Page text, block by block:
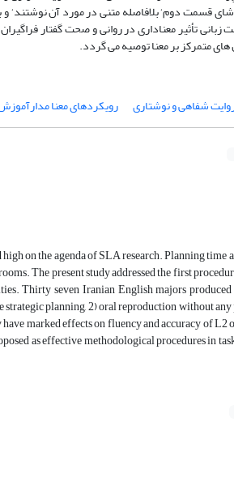
قسمت دوم‘ بلافاصله متنی در مورد آن
زبانی تأثیر معناداری در روانی و صحت گفتار
متمرکز بر معنا توصیه می گردد.
شفاهی و نوشتاری رویکردهای معنا
on the agenda of SLA research. Planning time
The present study addressed the first
Thirty seven Iranian English majors
planning, 2) oral reproduction without any
marked effects on fluency and accuracy of
as effective methodological procedures in